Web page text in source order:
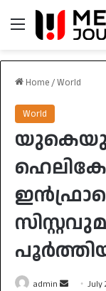
Menu
Home /World
World
admin
Send July